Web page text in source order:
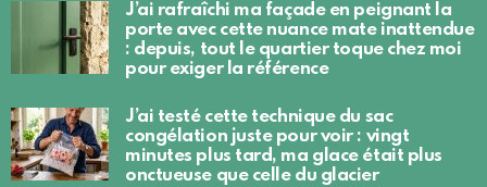
J’ai rafraîchi ma façade en peignant la
porte avec cette nuance mate inattendue
: depuis, tout le quartier toque chez moi
pour exiger la référence
J’ai testé cette technique du sac
congélation juste pour voir : vingt
minutes plus tard, ma glace était plus
onctueuse que celle du glacier